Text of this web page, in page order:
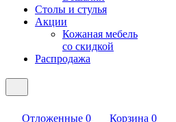
Столы и стулья
Акции
Кожаная мебель
со скидкой
Распродажа
Отложенные 0 Корзина 0